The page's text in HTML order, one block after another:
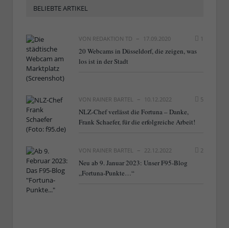
BELIEBTE ARTIKEL
VON REDAKTION TD 17.09.2020 1
20 Webcams in Düsseldorf, die zeigen, was
los ist in der Stadt
VON RAINER BARTEL 10.12.2022 5
NLZ-Chef verlässt die Fortuna – Danke,
Frank Schaefer, für die erfolgreiche Arbeit!
VON RAINER BARTEL 22.12.2022 2
Neu ab 9. Januar 2023: Unser F95-Blog
„Fortuna-Punkte…“